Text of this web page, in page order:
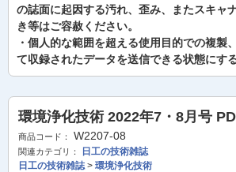
の誌面に起因する汚れ、歪み、またスキャ
き等はご容赦ください。
・個人的な範囲を超える使用目的での複製
て収録されたデータを送信できる状態にす
環境浄化技術 2022年7・8月号
商品コード： W2207-08
関連カテゴリ：
日工の技術雑誌
日工の技術雑誌> 環境浄化技術